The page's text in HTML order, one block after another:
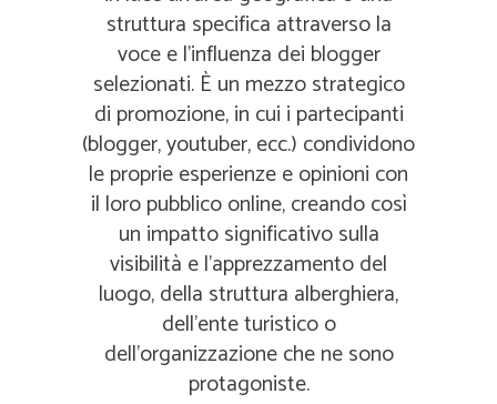
struttura specifica attraverso la
voce e l'influenza dei blogger
selezionati. È un mezzo strategico
di promozione, in cui i partecipanti
(blogger, youtuber, ecc.) condividono
le proprie esperienze e opinioni con
il loro pubblico online, creando così
un impatto significativo sulla
visibilità e l'apprezzamento del
luogo, della struttura alberghiera,
dell’ente turistico o
dell’organizzazione che ne sono
protagoniste.